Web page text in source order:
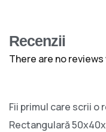
Recenzii
There are no
Fii primul care scrii o
Rectangulară